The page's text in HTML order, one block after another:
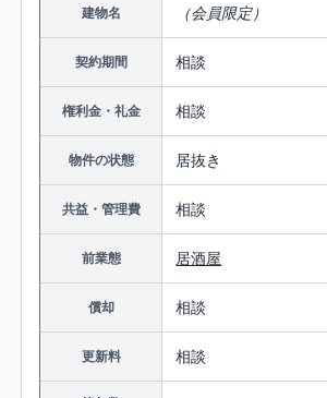
建物名 （会員限定）
契約期間 相談
権利金・礼金 相談
物件の状態 居抜き
共益・管理費 相談
前業態 居酒屋
償却 相談
更新料 相談